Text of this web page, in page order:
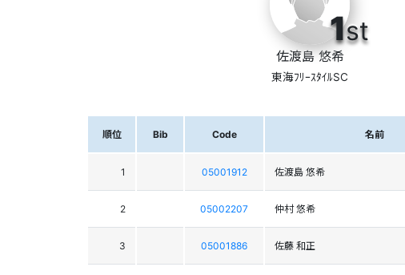
1st
佐渡島 悠希
東海ﾌﾘｰｽﾀｲﾙSC
順位 Bib Code 名前
1 05001912 佐渡島 悠希
2 05002207 仲村 悠希
3 05001886 佐藤 和正